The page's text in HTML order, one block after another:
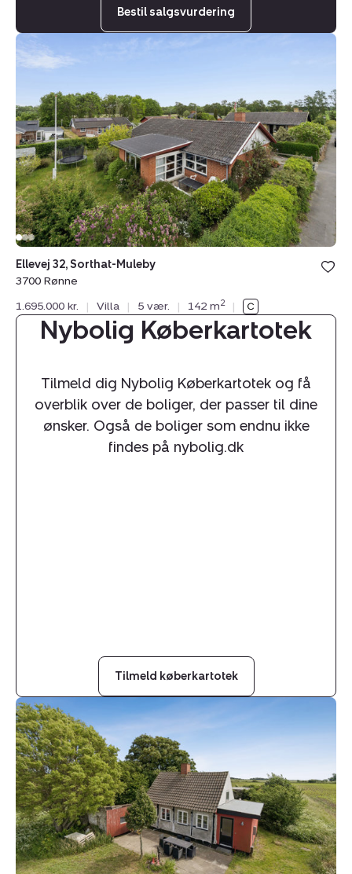
Bestil salgsvurdering
Villa:
Ellevej
Sorthat-
Muleby,
3700
Rønne
Ellevej 32, Sorthat-Muleby
3700 Rønne
1.695.000 kr.
| Villa | 5 vær. | 142 m2 |
Nybolig Køberkartotek
Tilmeld dig Nybolig Køberkartotek og få
overblik over de boliger, der passer til dine
ønsker. Også de boliger som endnu ikke
findes på nybolig.dk
Tilmeld køberkartotek
Villa:
Hallebakken
12,
Rønne,
3700
Rønne